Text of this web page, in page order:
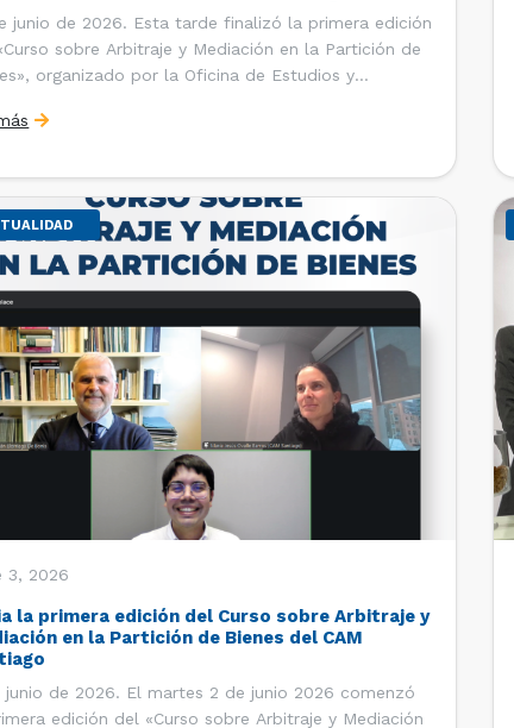
junio de 2026. Esta tarde finalizó la primera edición
sobre Arbitraje y Mediación en la Partición de
organizado por la Oficina de Estudios y
(CAM) de la Cámara de Comercio de Santiago
3, 2026
la primera edición del Curso sobre Arbitraje y
en la Partición de Bienes del CAM
junio de 2026. El martes 2 de junio 2026 comenzó
edición del «Curso sobre Arbitraje y Mediación